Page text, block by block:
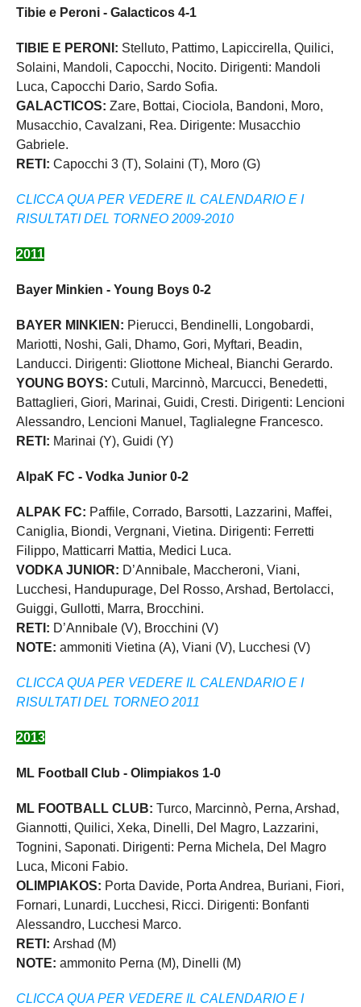
Tibie e Peroni - Galacticos 4-1
TIBIE E PERONI: Stelluto, Pattimo, Lapiccirella, Quilici,
Solaini, Mandoli, Capocchi, Nocito. Dirigenti: Mandoli
Luca, Capocchi Dario, Sardo Sofia.
GALACTICOS: Zare, Bottai, Ciociola, Bandoni, Moro,
Musacchio, Cavalzani, Rea. Dirigente: Musacchio
Gabriele.
RETI: Capocchi 3 (T), Solaini (T), Moro (G)
CLICCA QUA PER VEDERE IL CALENDARIO E I
RISULTATI DEL TORNEO 2009-2010
2011
Bayer Minkien - Young Boys 0-2
BAYER MINKIEN: Pierucci, Bendinelli, Longobardi,
Mariotti, Noshi, Gali, Dhamo, Gori, Myftari, Beadin,
Landucci. Dirigenti: Gliottone Micheal, Bianchi Gerardo.
YOUNG BOYS: Cutuli, Marcinnò, Marcucci, Benedetti,
Battaglieri, Giori, Marinai, Guidi, Cresti. Dirigenti: Lencioni
Alessandro, Lencioni Manuel, Taglialegne Francesco.
RETI: Marinai (Y), Guidi (Y)
AlpaK FC - Vodka Junior 0-2
ALPAK FC: Paffile, Corrado, Barsotti, Lazzarini, Maffei,
Caniglia, Biondi, Vergnani, Vietina. Dirigenti: Ferretti
Filippo, Matticarri Mattia, Medici Luca.
VODKA JUNIOR: D’Annibale, Maccheroni, Viani,
Lucchesi, Handupurage, Del Rosso, Arshad, Bertolacci,
Guiggi, Gullotti, Marra, Brocchini.
RETI: D’Annibale (V), Brocchini (V)
NOTE: ammoniti Vietina (A), Viani (V), Lucchesi (V)
CLICCA QUA PER VEDERE IL CALENDARIO E I
RISULTATI DEL TORNEO 2011
2013
ML Football Club - Olimpiakos 1-0
ML FOOTBALL CLUB: Turco, Marcinnò, Perna, Arshad,
Giannotti, Quilici, Xeka, Dinelli, Del Magro, Lazzarini,
Tognini, Saponati. Dirigenti: Perna Michela, Del Magro
Luca, Miconi Fabio.
OLIMPIAKOS: Porta Davide, Porta Andrea, Buriani, Fiori,
Fornari, Lunardi, Lucchesi, Ricci. Dirigenti: Bonfanti
Alessandro, Lucchesi Marco.
RETI: Arshad (M)
NOTE: ammonito Perna (M), Dinelli (M)
CLICCA QUA PER VEDERE IL CALENDARIO E I